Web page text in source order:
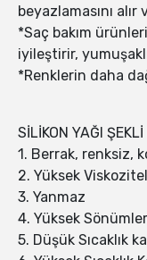
beyazlamasını
*Saç bakım
iyileştirir,
*Renklerin daha
SİLİKON YAĞI
1. Berrak, renksiz,
2. Yüksek
3. Yanmaz
4. Yüksek
5. Düşük Sıcaklık